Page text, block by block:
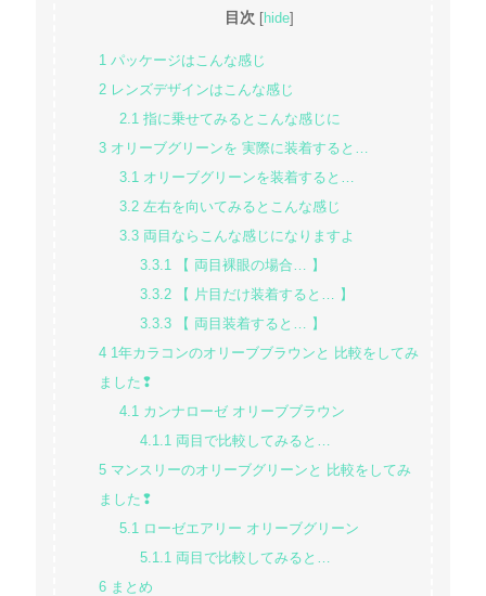
目次 hide
1 パッケージはこんな感じ
2 レンズデザインはこんな感じ
2.1指に乗せてみるとこんな感じに
3 オリーブグリーンを 実際に装着すると…
3.1オリーブグリーンを装着すると…
3.2左右を向いてみるとこんな感じ
3.3両目ならこんな感じになりますよ
3.3.1【 両目裸眼の場合… 】
3.3.2【 片目だけ装着すると… 】
3.3.3【 両目装着すると… 】
4 1年カラコンのオリーブブラウンと 比較をしてみ
ました❢
4.1カンナローゼ オリーブブラウン
4.1.1両目で比較してみると…
5 マンスリーのオリーブグリーンと 比較をしてみ
ました❢
5.1ローゼエアリー オリーブグリーン
5.1.1両目で比較してみると…
6 まとめ